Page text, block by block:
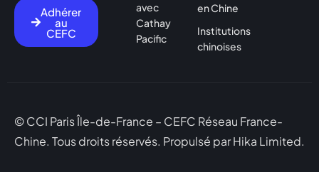
Adhérer
au
CEFC
avec
Cathay
Pacific
en Chine
Institutions
chinoises
© CCI Paris Île-de-France – CEFC Réseau France-
Chine. Tous droits réservés. Propulsé parHika Limited.